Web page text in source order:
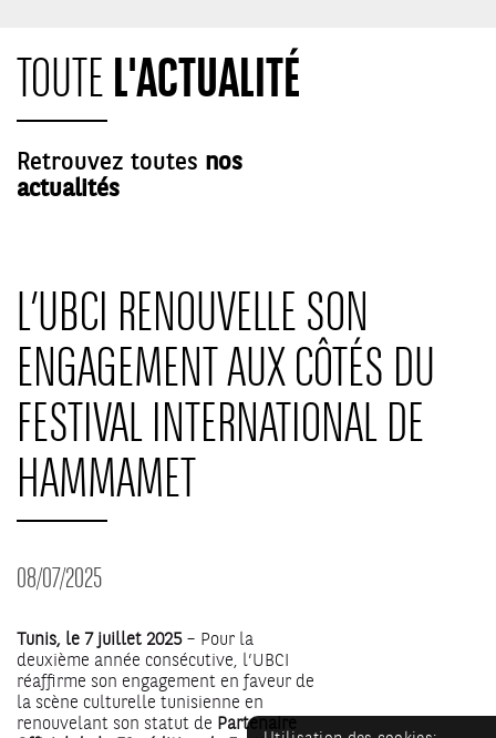
TOUTEL'ACTUALITÉ
Retrouvez toutes nos
actualités
L’UBCI RENOUVELLE SON
ENGAGEMENT AUX CÔTÉS DU
FESTIVAL INTERNATIONAL DE
HAMMAMET
08/07/2025
Tunis, le 7 juillet 2025– Pour la
deuxième année consécutive, l’UBCI
réaffirme son engagement en faveur de
la scène culturelle tunisienne en
renouvelant son statut de Partenaire